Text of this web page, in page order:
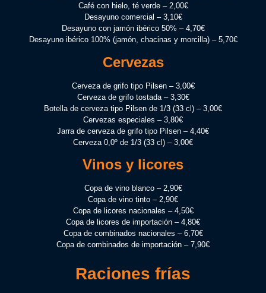
Café con hielo, té verde – 2,00€
Desayuno comercial – 3,10€
Desayuno con jamón ibérico 50% – 4,70€
Desayuno ibérico 100% (jamón, chacinas y morcilla) – 5,70€
Cervezas
Cerveza de grifo tipo Pilsen – 3,00€
Cerveza de grifo tostada – 3,30€
Botella de cerveza tipo Pilsen de 1/3 (33 cl) – 3,00€
Cervezas especiales – 3,80€
Jarra de cerveza de grifo tipo Pilsen – 4,40€
Cerveza 0,0º de 1/3 (33 cl) – 3,00€
Vinos y licores
Copa de vino blanco – 2,90€
Copa de vino tinto – 2,90€
Copa de licores nacionales – 4,50€
Copa de licores de importación – 4,80€
Copa de combinados nacionales – 6,70€
Copa de combinados de importación – 7,90€
Raciones frías